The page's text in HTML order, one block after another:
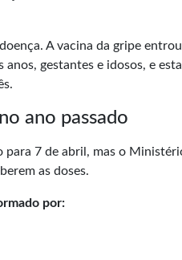
A vacina da gripe
anos, gestantes e idosos, e
ano passado
para 7 de abril, mas o
as doses.
por: